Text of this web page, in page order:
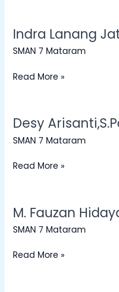
Indra Lanang
SMAN 7 Mataram
Indra
Lanang
Read More »
Desy
SMAN 7 Mataram
Desy
Arisanti,S.Pd
Read More »
M. Fauzan
SMAN 7 Mataram
M.
Fauzan
S.Pd
Read More »